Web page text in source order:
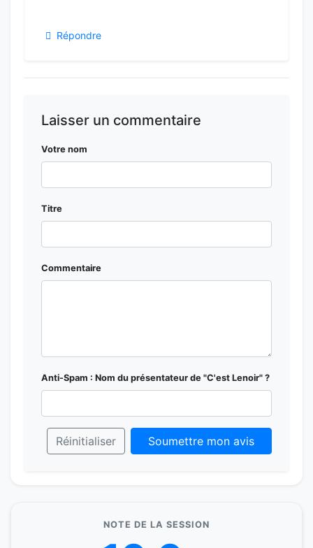
Répondre
Laisser un commentaire
Votre nom
Titre
Commentaire
Anti-Spam : Nom du présentateur de "C'est Lenoir" ?
Réinitialiser Soumettre mon avis
NOTE DE LA SESSION